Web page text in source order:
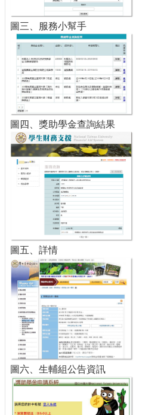
圖三、服務小幫手
圖四、獎助學金查詢結果
圖五、詳情
圖六、生輔組公告資訊